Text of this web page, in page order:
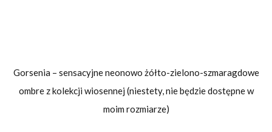
Gorsenia – sensacyjne neonowo żółto-zielono-szmaragdowe
ombre z kolekcji wiosennej (niestety, nie będzie dostępne w
moim rozmiarze)